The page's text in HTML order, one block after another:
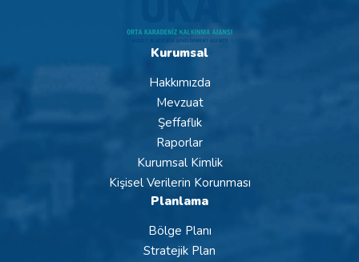
Kurumsal
Hakkımızda
Mevzuat
Şeffaflık
Raporlar
Kurumsal Kimlik
Kişisel Verilerin Korunması
Planlama
Bölge Planı
Stratejik Plan